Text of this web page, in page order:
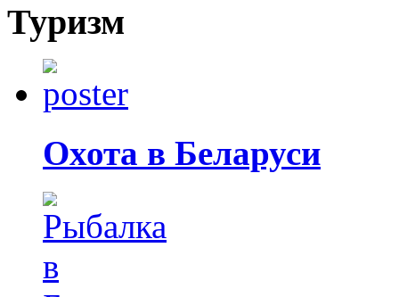
Туризм
Охота в Беларуси